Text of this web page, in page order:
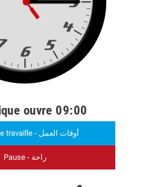
ouvre 09:00
Temps de travaille - أوقات العمل
Pause - راحة